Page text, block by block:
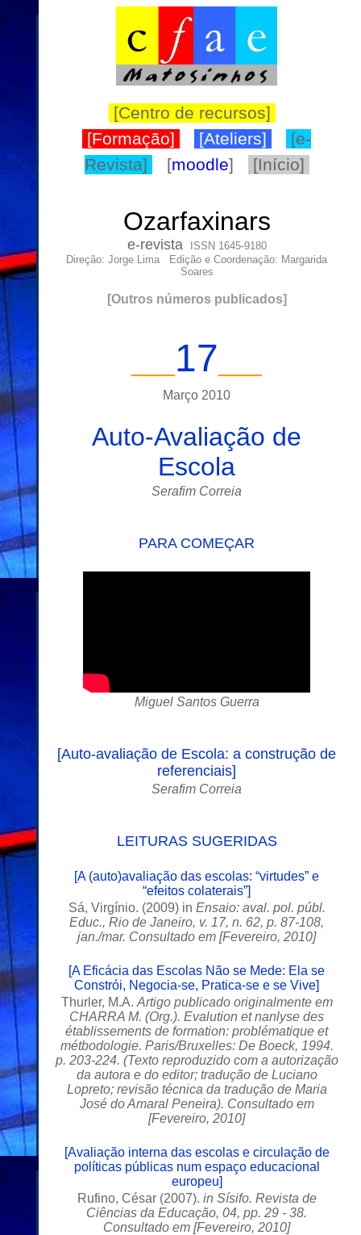
[Centro de recursos]
[Formação]
[Ateliers]
[e-
Revista]
[moodle] [Início]
Ozarfaxinars
e-revista
ISSN 1645-9180
Direção: Jorge Lima Edição e Coordenação: Margarida
Soares
[Outros números publicados]
17
Março 2010
Auto-Avaliação de
Escola
Serafim Correia
PARA COMEÇAR
Miguel Santos Guerra
[Auto-avaliação de Escola: a construção de
referenciais]
Serafim Correia
LEITURAS SUGERIDAS
[A (auto)avaliação das escolas: “virtudes” e
“efeitos colaterais”]
Sá, Virgínio. (2009) in Ensaio: aval. pol. públ.
Educ., Rio de Janeiro, v. 17, n. 62, p. 87-108,
jan./mar. Consultado em [Fevereiro, 2010]
[A Eficácia das Escolas Não se Mede: Ela se
Constrói, Negocia-se, Pratica-se e se Vive]
Thurler, M.A. Artigo publicado originalmente em
CHARRA M. (Org.). Evalution et nanlyse des
établissements de formation: problématique et
métbodologie. Paris/Bruxelles: De Boeck, 1994.
p. 203-224. (Texto reproduzido com a autorização
da autora e do editor; tradução de Luciano
Lopreto; revisão técnica da tradução de Maria
José do Amaral Peneira). Consultado em
[Fevereiro, 2010]
[Avaliação interna das escolas e circulação de
políticas públicas num espaço educacional
europeu]
Rufino, César (2007). in Sísifo. Revista de
Ciências da Educação, 04, pp. 29 ‑ 38.
Consultado em [Fevereiro, 2010]